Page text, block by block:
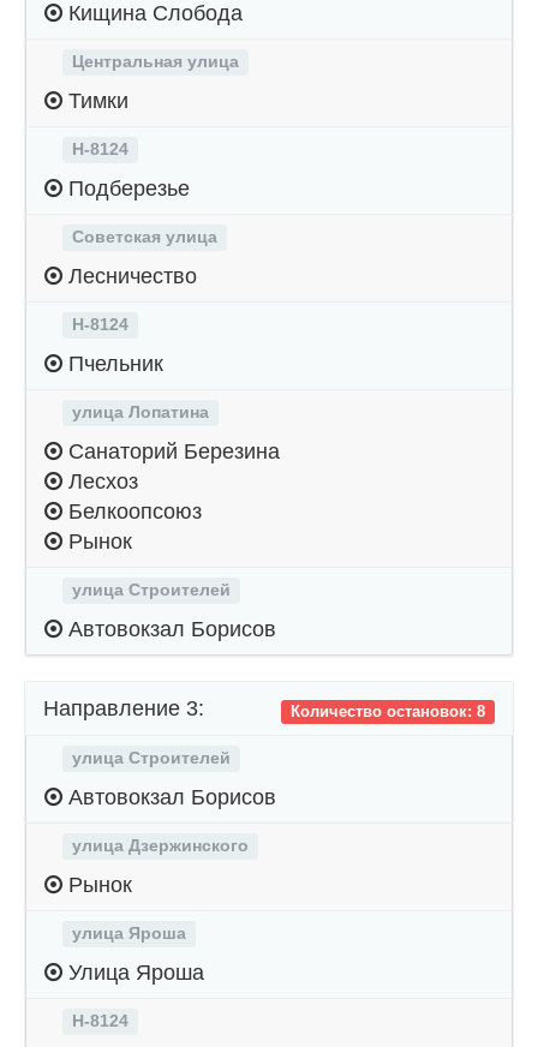
Кищина Слобода
Центральная улица
Тимки
Н-8124
Подберезье
Советская улица
Лесничество
Н-8124
Пчельник
улица Лопатина
Санаторий Березина
Лесхоз
Белкоопсоюз
Рынок
улица Строителей
Автовокзал Борисов
Количество остановок: 8
Направление 3:
улица Строителей
Автовокзал Борисов
улица Дзержинского
Рынок
улица Яроша
Улица Яроша
Н-8124